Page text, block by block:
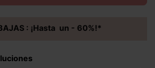
: ¡Hasta un - 60%!*